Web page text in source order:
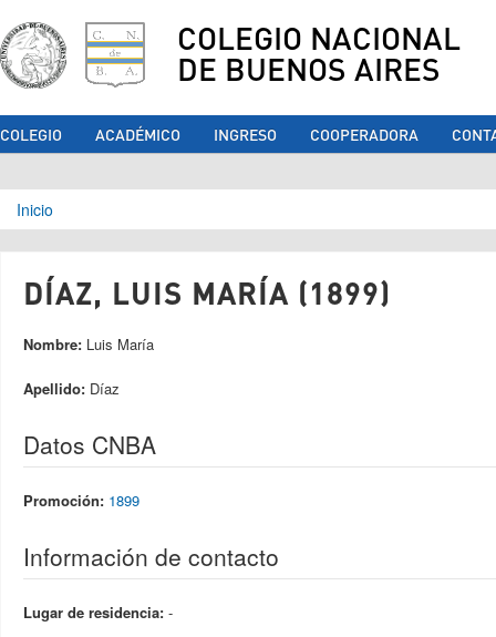
COLEGIO NACIONAL
DE BUENOS AIRES
COLEGIO ACADÉMICO INGRESO COOPERADORA
Se encuentra usted aquí
Inicio
DÍAZ, LUIS MARÍA (1899)
Nombre: Luis María
Apellido: Díaz
Datos CNBA
Promoción: 1899
Información de contacto
Lugar de residencia: -